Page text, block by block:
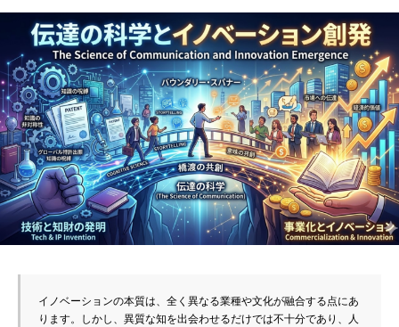
イノベーションの本質は、全く異なる業種や文化が融合する点にあ
ります。しかし、異質な知を出会わせるだけでは不十分であり、人